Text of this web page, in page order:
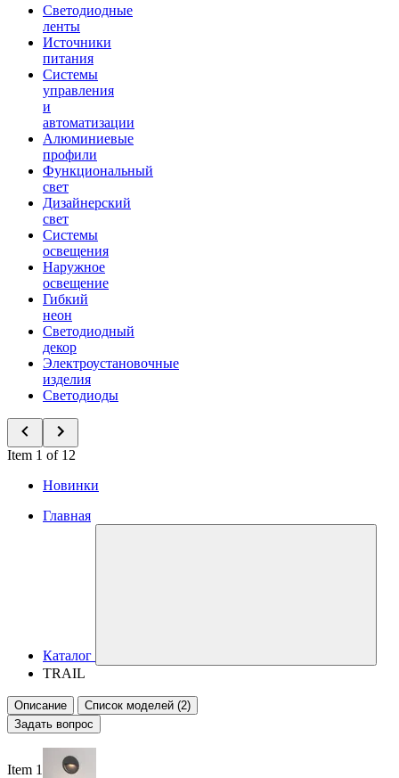
Светодиодные
ленты
Источники
питания
Системы
управления
и
автоматизации
Алюминиевые
профили
Функциональный
свет
Дизайнерский
свет
Системы
освещения
Наружное
освещение
Гибкий
неон
Светодиодный
декор
Электроустановочные
изделия
Светодиоды
Item 1 of 12
Новинки
Главная
Каталог
TRAIL
Описание
Список моделей (2)
Задать вопрос
Item 1 of 3